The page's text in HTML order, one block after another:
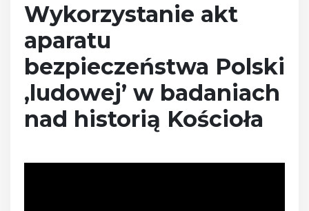
Wykorzystanie akt
aparatu
bezpieczeństwa Polski
‚ludowej’ w badaniach
nad historią Kościoła